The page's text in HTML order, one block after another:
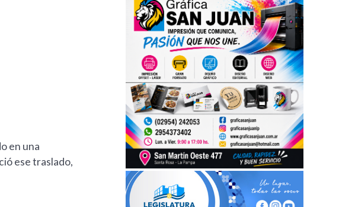
en una
ese traslado,